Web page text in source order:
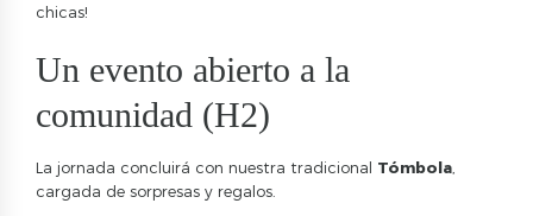
chicas!
Un evento abierto a la
comunidad (H2)
La jornada concluirá con nuestra tradicional Tómbola
cargada de sorpresas y regalos.